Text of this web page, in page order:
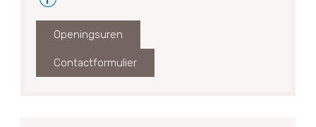
Openingsuren
Contactformulier